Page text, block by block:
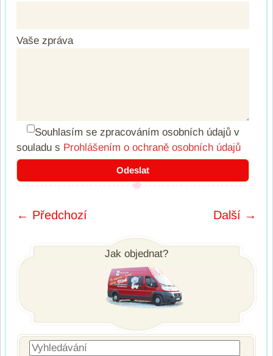
Vaše zpráva
Souhlasím se zpracováním osobních údajů v
souladu s Prohlášením o ochraně osobních údajů
← Předchozí Další →
Jak objednat?
Vyhledávání